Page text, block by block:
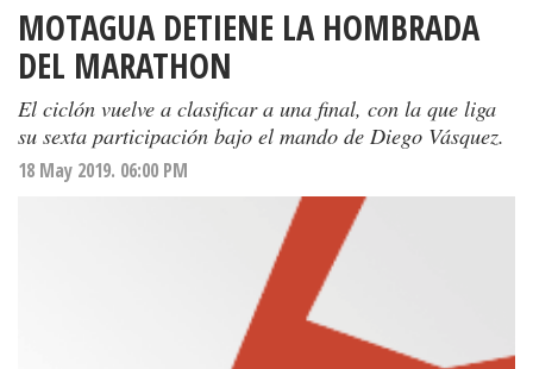
MOTAGUA DETIENE LA HOMBRADA
DEL MARATHON
El ciclón vuelve a clasificar a una final, con la que liga
su sexta participación bajo el mando de Diego Vásquez.
18 May 2019. 06:00 PM